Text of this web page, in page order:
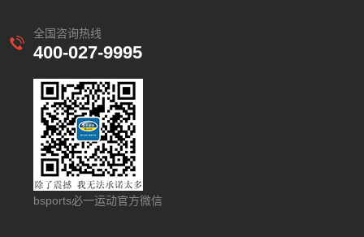
全国咨询热线
400-027-9995
bsports必一运动官方微信